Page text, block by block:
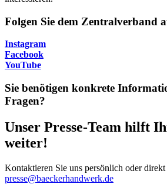
Folgen Sie dem Zentralverband
Instagram
Facebook
YouTube
Sie benötigen konkrete
Fragen?
Unser Presse-Team hilft
weiter!
Kontaktieren Sie uns persönlich oder direkt
presse@baeckerhandwerk.de